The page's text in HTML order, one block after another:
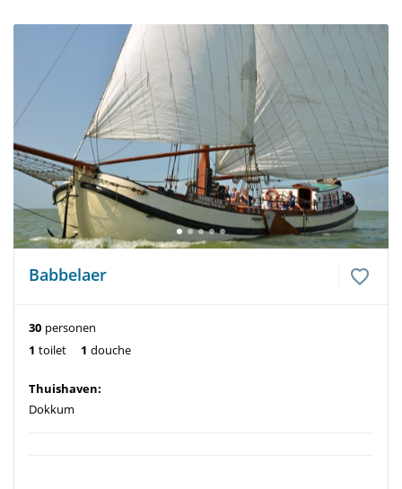
Babbelaer
30 personen
1 toilet 1 douche
Thuishaven:
Dokkum